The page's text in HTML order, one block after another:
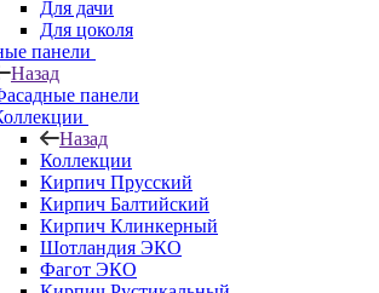
Для дачи
Для цоколя
панели
Назад
панели
Назад
Коллекции
Кирпич Прусский
Кирпич Балтийский
Кирпич Клинкерный
Шотландия ЭКО
Фагот ЭКО